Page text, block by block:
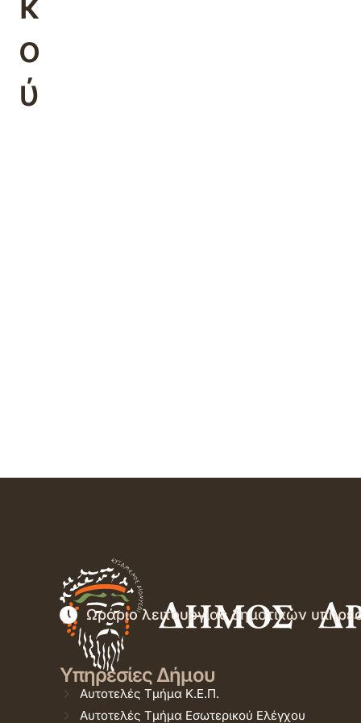
ο
ύ
Ωράριο λειτουργίας δημοτικών
Υπηρεσίες Δήμου
Αυτοτελές Τμήμα Κ.Ε.Π.
Αυτοτελές Τμήμα Εσωτερικού Ελέγχου